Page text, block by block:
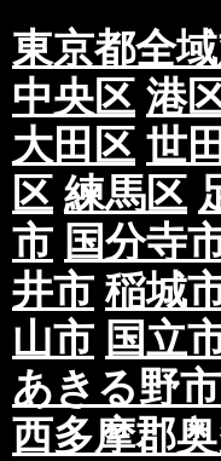
東京都全
中央区 港
大田区 世
区 練馬区
市 国分寺
井市 稲城
山市 国立
あきる野市
西多摩郡